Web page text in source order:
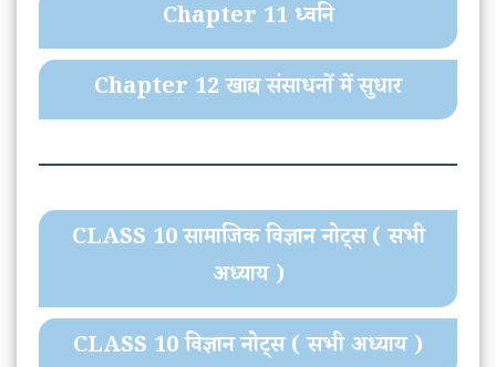
Chapter 11 ध्वनि
Chapter 12 खाद्य संसाधनों में सुधार
CLASS 10 सामाजिक विज्ञान नोट्स ( सभी
अध्याय )
CLASS 10 विज्ञाननोट्स( सभी अध्याय )